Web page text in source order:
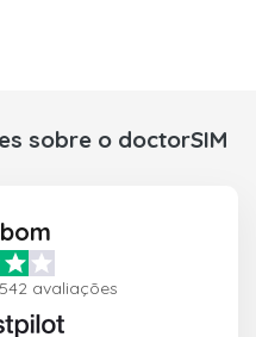
sobre o doctorSIM
avaliações